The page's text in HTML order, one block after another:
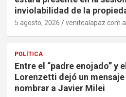
inviolabilidad de la
5 agosto, 2026
POLÍTICA
Entre el “padre enojado” y
Lorenzetti dejó un
nombrar a Javier Milei